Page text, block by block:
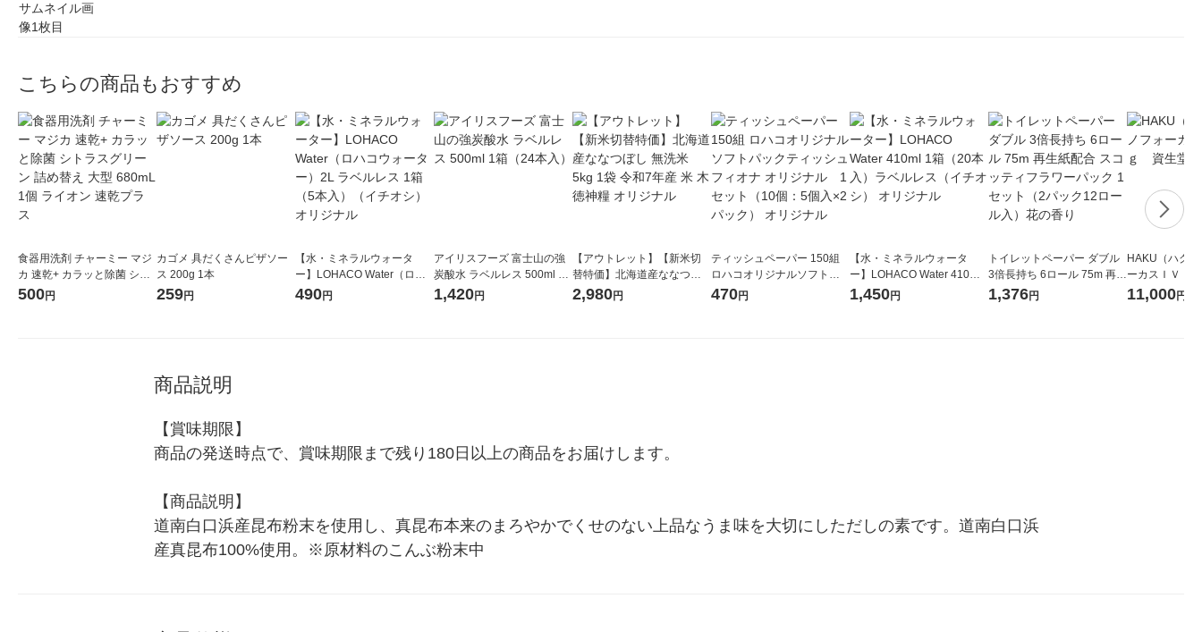
こちらの商品もおすすめ
食器用洗剤 チャーミー マジ
カ 速乾+ カラッと除菌 シト
ラスグリーン 詰め替え 大型
500円
カゴメ 具だくさんピザソー
ス 200g 1本
259円
【水・ミネラルウォータ
ー】LOHACO Water（ロハ
コウォーター）2L ラベルレ
490円
アイリスフーズ 富士山の強
炭酸水 ラベルレス 500ml 1
箱（24本入）
1,420円
【アウトレット】【新米切
替特価】北海道産ななつぼ
し 無洗米 5kg 1袋 令和7年産
2,980円
ティッシュペーパー 150組
ロハコオリジナルソフトパ
ックティッシュ フィオナ オ
470円
【水・ミネラルウォータ
ー】LOHACO Water 410ml
1箱（20本入）ラベルレス
1,450円
トイレットペーパー ダブル
3倍長持ち 6ロール 75m 再生
紙配合 スコッティフラワー
1,376円
HAKU（ハク
ーカスＩＶ
堂 おまけ付き
11,000円
商品説明
【賞味期限】
商品の発送時点で、賞味期限まで残り180日以上の商品をお届けします。
【商品説明】
道南白口浜産昆布粉末を使用し、真昆布本来のまろやかでくせのない上品なうま味を大切にしただしの素です。道南白口浜
産真昆布100%使用。※原材料のこんぶ粉末中